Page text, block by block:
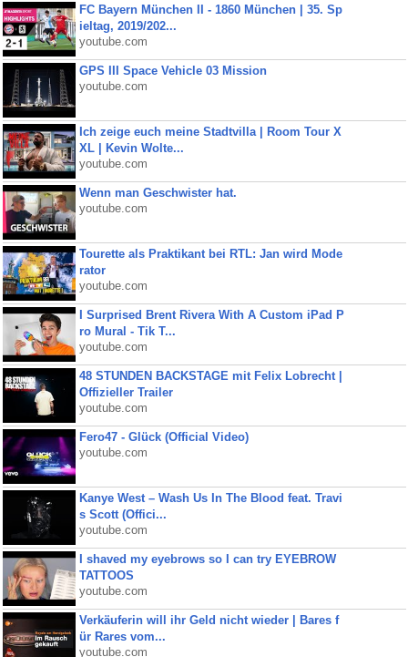
FC Bayern München II - 1860 München | 35. Sp
ieltag, 2019/202...
youtube.com
GPS III Space Vehicle 03 Mission
youtube.com
Ich zeige euch meine Stadtvilla | Room Tour X
XL | Kevin Wolte...
youtube.com
Wenn man Geschwister hat.
youtube.com
Tourette als Praktikant bei RTL: Jan wird Mode
rator
youtube.com
I Surprised Brent Rivera With A Custom iPad P
ro Mural - Tik T...
youtube.com
48 STUNDEN BACKSTAGE mit Felix Lobrecht |
Offizieller Trailer
youtube.com
Fero47 - Glück (Official Video)
youtube.com
Kanye West – Wash Us In The Blood feat. Travi
s Scott (Offici...
youtube.com
I shaved my eyebrows so I can try EYEBROW
TATTOOS
youtube.com
Verkäuferin will ihr Geld nicht wieder | Bares f
ür Rares vom...
youtube.com